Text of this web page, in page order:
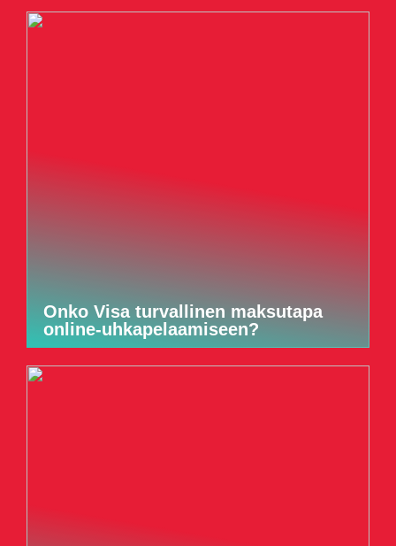
Onko Visa turvallinen maksutapa
online-uhkapelaamiseen?